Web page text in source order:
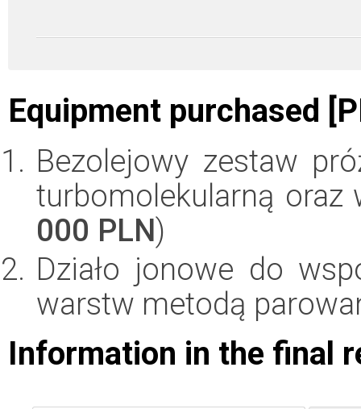
Equipment purchased
Bezolejowy zestaw
turbomolekularną oraz
000 PLN)
Działo jonowe do
warstw metodą
Information in the final